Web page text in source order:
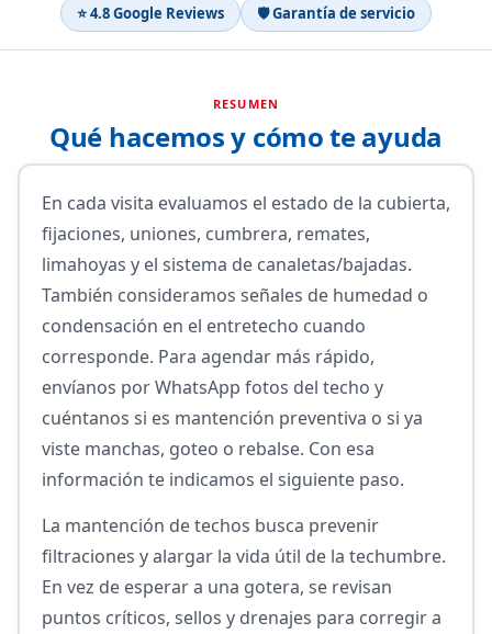
⭐ 4.8 Google Reviews 🛡 Garantía de servicio
RESUMEN
Qué hacemos y cómo te ayuda
En cada visita evaluamos el estado de la cubierta,
fijaciones, uniones, cumbrera, remates,
limahoyas y el sistema de canaletas/bajadas.
También consideramos señales de humedad o
condensación en el entretecho cuando
corresponde. Para agendar más rápido,
envíanos por WhatsApp fotos del techo y
cuéntanos si es mantención preventiva o si ya
viste manchas, goteo o rebalse. Con esa
información te indicamos el siguiente paso.
La mantención de techos busca prevenir
filtraciones y alargar la vida útil de la techumbre.
En vez de esperar a una gotera, se revisan
puntos críticos, sellos y drenajes para corregir a